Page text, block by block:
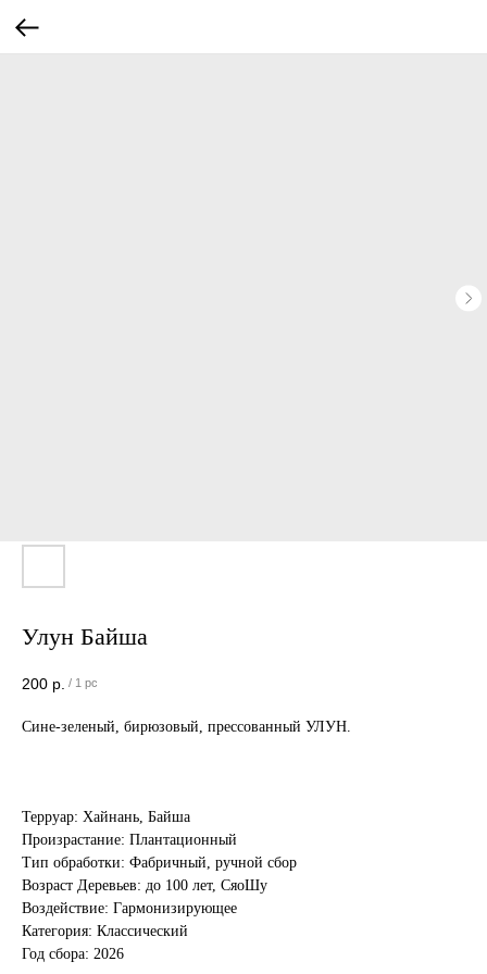
Улун Байша
200 р. / 1 pc
Сине-зеленый, бирюзовый, прессованный УЛУН.
Терруар: Хайнань, Байша
Произрастание: Плантационный
Тип обработки: Фабричный, ручной сбор
Возраст Деревьев: до 100 лет, СяоШу
Воздействие: Гармонизирующее
Категория: Классический
Год сбора: 2026